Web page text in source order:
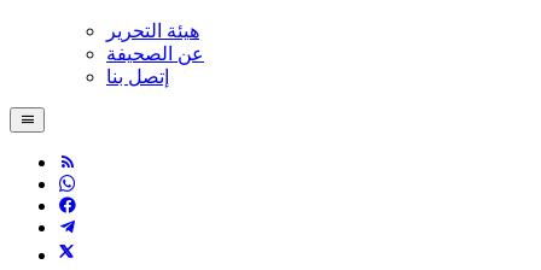
هيئة التحرير
عن الصحيفة
إتصل بنا